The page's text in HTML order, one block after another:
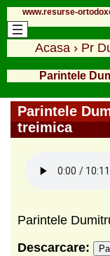
www.resurse-
Acasa › Pr
Parintele
Parintele
treimica
Parintele
Descarcare: